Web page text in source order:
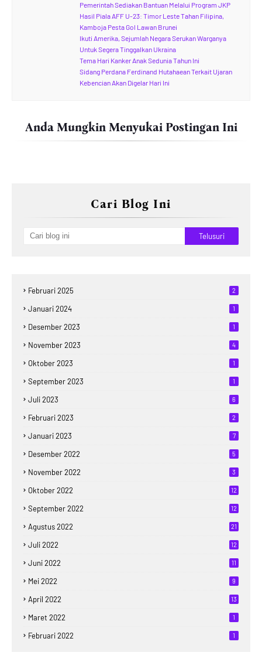
Pemerintah Sediakan Bantuan Melalui Program JKP
Hasil Piala AFF U-23: Timor Leste Tahan Filipina,
Kamboja Pesta Gol Lawan Brunei
Ikuti Amerika, Sejumlah Negara Serukan Warganya
Untuk Segera Tinggalkan Ukraina
Tema Hari Kanker Anak Sedunia Tahun Ini
Sidang Perdana Ferdinand Hutahaean Terkait Ujaran
Kebencian Akan Digelar Hari Ini
Anda Mungkin Menyukai Postingan Ini
Cari Blog Ini
Februari 2025 2
Januari 2024 1
Desember 2023 1
November 2023 4
Oktober 2023 1
September 2023 1
Juli 2023 6
Februari 2023 2
Januari 2023 7
Desember 2022 5
November 2022 3
Oktober 2022 12
September 2022 12
Agustus 2022 21
Juli 2022 12
Juni 2022 11
Mei 2022 9
April 2022 13
Maret 2022 1
Februari 2022 1